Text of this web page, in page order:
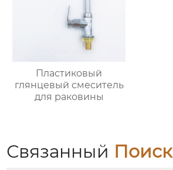
Пластиковый
глянцевый смеситель
для раковины
Связанный Поиск